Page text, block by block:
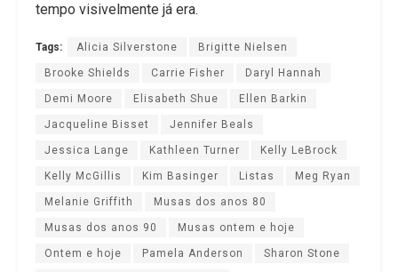
tempo visivelmente já era.
Tags: Alicia Silverstone Brigitte Nielsen
Brooke Shields Carrie Fisher Daryl Hannah
Demi Moore Elisabeth Shue Ellen Barkin
Jacqueline Bisset Jennifer Beals
Jessica Lange Kathleen Turner Kelly LeBrock
Kelly McGillis Kim Basinger Listas Meg Ryan
Melanie Griffith Musas dos anos 80
Musas dos anos 90 Musas ontem e hoje
Ontem e hoje Pamela Anderson Sharon Stone